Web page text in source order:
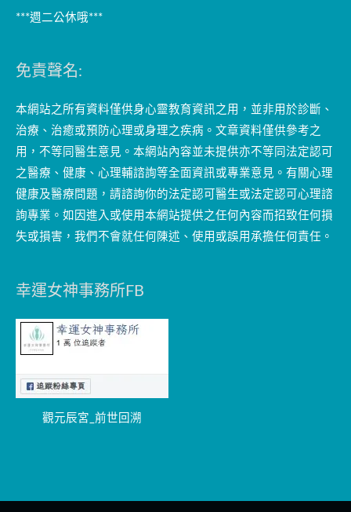
***週二公休哦***
免責聲名:
本網站之所有資料僅供身心靈教育資訊之用，並非用於診斷、
治療、治癒或預防心理或身理之疾病。文章資料僅供參考之
用，不等同醫生意見。本網站內容並未提供亦不等同法定認可
之醫療、健康、心理輔諮詢等全面資訊或專業意見。有關心理
健康及醫療問題，請諮詢你的法定認可醫生或法定認可心理諮
詢專業。如因進入或使用本網站提供之任何內容而招致任何損
失或損害，我們不會就任何陳述、使用或誤用承擔任何責任。
幸運女神事務所FB
觀元辰宮_前世回溯